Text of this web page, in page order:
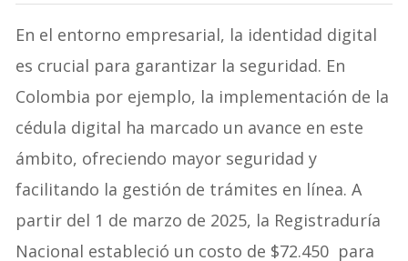
En el entorno empresarial, la identidad digital
es crucial para garantizar la seguridad. En
Colombia por ejemplo, la implementación de la
cédula digital ha marcado un avance en este
ámbito, ofreciendo mayor seguridad y
facilitando la gestión de trámites en línea. A
partir del 1 de marzo de 2025, la Registraduría
Nacional estableció un costo de $72.450 para